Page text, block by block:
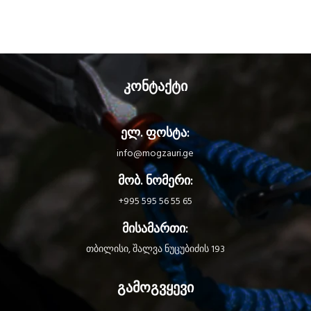
კონტაქტი
ელ. ფოსტა:
info@mogzauri.ge
მობ. ნომერი:
+995 595 56 55 65
მისამართი:
თბილისი, შალვა ნუცუბიძის 193
გამოგვყევი